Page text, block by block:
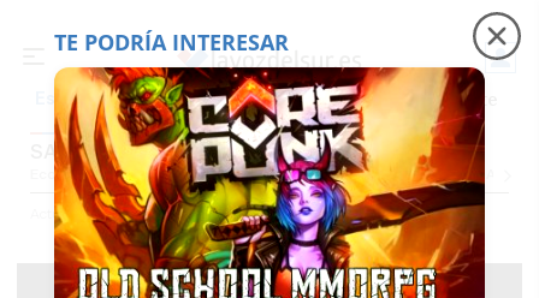
Es noticia Precio luz Padre Coraje Fábrica de botellas
SALUD
EconomíaSociedadInternacionalPolíticaEcologíaEducación Salud
Actualidad Salud
TE PODRÍA INTERESAR